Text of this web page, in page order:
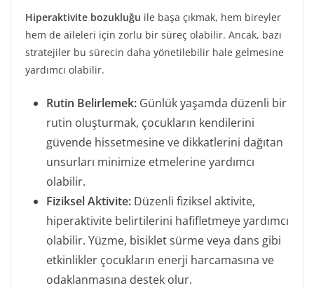
Hiperaktivite bozukluğu ile başa çıkmak, hem bireyler
hem de aileleri için zorlu bir süreç olabilir. Ancak, bazı
stratejiler bu sürecin daha yönetilebilir hale gelmesine
yardımcı olabilir.
Rutin Belirlemek: Günlük yaşamda düzenli bir
rutin oluşturmak, çocukların kendilerini
güvende hissetmesine ve dikkatlerini dağıtan
unsurları minimize etmelerine yardımcı
olabilir.
Fiziksel Aktivite: Düzenli fiziksel aktivite,
hiperaktivite belirtilerini hafifletmeye yardımcı
olabilir. Yüzme, bisiklet sürme veya dans gibi
etkinlikler çocukların enerji harcamasına ve
odaklanmasına destek olur.